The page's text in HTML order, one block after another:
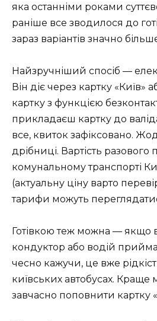
яка останніми роками
раніше все зводилося до
зараз варіантів значно
Найзручніший спосіб —
Він діє через картку «Київ»
картку з функцією
прикладаєш картку до
все, квиток зафіксовано.
дрібниці. Вартість разового
комунальному транспорті
(актуальну ціну варто
тарифи можуть
Готівкою теж можна — якщо в
кондуктор або водій
чесно кажучи, це вже
київських автобусах. Краще
завчасно поповнити картку